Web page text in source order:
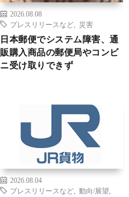
2026.08.08
プレスリリースなど
災害
日本郵便でシステム障害、通
販購入商品の郵便局やコンビ
ニ受け取りできず
2026.08.04
プレスリリースなど
動向/展望